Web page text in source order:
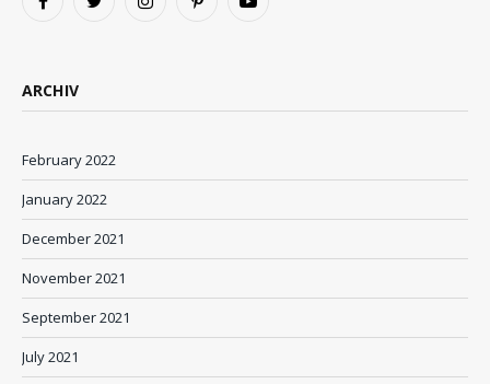
FacebookTwitter InstagramPinterestYouTube
ARCHIV
February 2022
January 2022
December 2021
November 2021
September 2021
July 2021